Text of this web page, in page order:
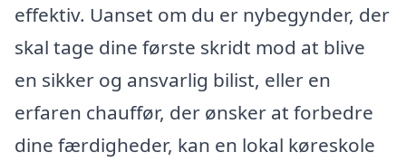
effektiv. Uanset om du er nybegynder, der
skal tage dine første skridt mod at blive
en sikker og ansvarlig bilist, eller en
erfaren chauffør, der ønsker at forbedre
dine færdigheder, kan en lokal køreskole